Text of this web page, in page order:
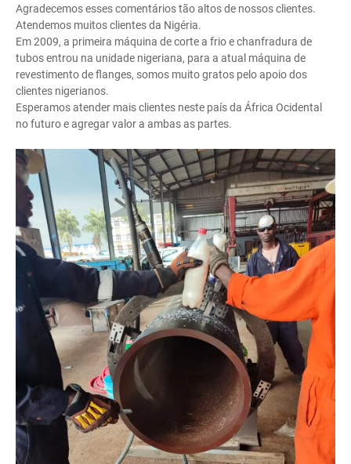
Agradecemos esses comentários tão altos de nossos clientes.
Atendemos muitos clientes da Nigéria.
Em 2009, a primeira máquina de corte a frio e chanfradura de
tubos entrou na unidade nigeriana, para a atual máquina de
revestimento de flanges, somos muito gratos pelo apoio dos
clientes nigerianos.
Esperamos atender mais clientes neste país da África Ocidental
no futuro e agregar valor a ambas as partes.